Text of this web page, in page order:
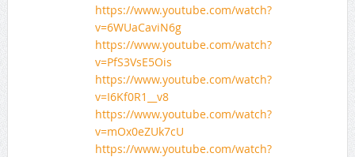
https://www.youtube.com/watch?
v=6WUaCaviN6g
https://www.youtube.com/watch?
v=PfS3VsE5Ois
https://www.youtube.com/watch?
v=I6Kf0R1__v8
https://www.youtube.com/watch?
v=mOx0eZUk7cU
https://www.youtube.com/watch?